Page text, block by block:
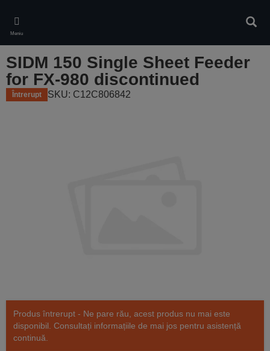
main
content
Meniu
SIDM 150 Single Sheet Feeder
for FX-980 discontinued
Întrerupt SKU: C12C806842
Produs întrerupt - Ne pare rău, acest produs nu mai este
disponibil. Consultați informațiile de mai jos pentru asistență
continuă.